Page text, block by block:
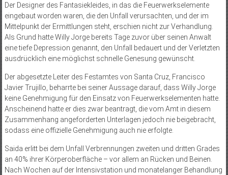
Der Designer des Fantasiekleides, in das die Feuerwerkselemente
eingebaut worden waren, die den Unfall verursachten, und der im
Mittelpunkt der Ermittlungen steht, erschien nicht zur Verhandlung.
Als Grund hatte Willy Jorge bereits Tage zuvor über seinen Anwalt
eine tiefe Depression genannt, den Unfall bedauert und der Verletzten
ausdrücklich eine möglichst schnelle Genesung gewünscht.
Der abgesetzte Leiter des Festamtes von Santa Cruz, Francisco
Javier Trujillo, beharrte bei seiner Aussage darauf, dass Willy Jorge
keine Genehmigung für den Einsatz von Feuerwerkselementen hatte.
Anscheinend hatte er dies zwar beantragt, die vom Amt in diesem
Zusammenhang angeforderten Unterlagen jedoch nie beigebracht,
sodass eine offizielle Genehmigung auch nie erfolgte.
Saida erlitt bei dem Unfall Verbrennungen zweiten und dritten Grades
an 40% ihrer Körperoberfläche – vor allem an Rücken und Beinen.
Nach Wochen auf der Intensivstation und monatelanger Behandlung